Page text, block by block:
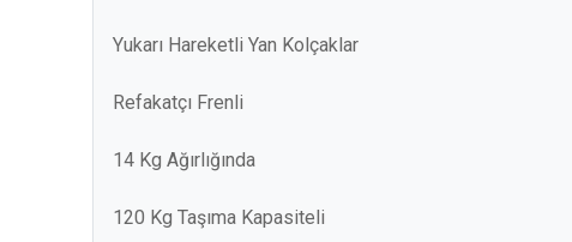
Yukarı Hareketli Yan Kolçaklar
Refakatçı Frenli
14 Kg Ağırlığında
120 Kg Taşıma Kapasiteli